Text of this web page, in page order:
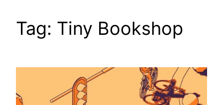
Tag: Tiny Bookshop